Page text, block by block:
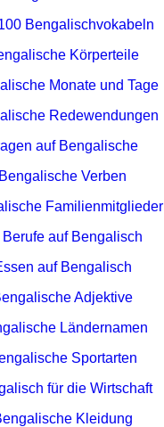
Bengalischvokabeln
Körperteile
Monate und Tage
Redewendungen
auf Bengalische
Bengalische Verben
Familienmitglieder
Berufe auf Bengalisch
auf Bengalisch
Adjektive
Ländernamen
Sportarten
für die Wirtschaft
Kleidung